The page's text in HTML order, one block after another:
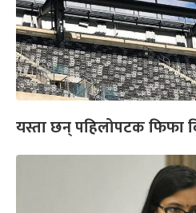
यस्ता छन् पहिलोपटक फिफा